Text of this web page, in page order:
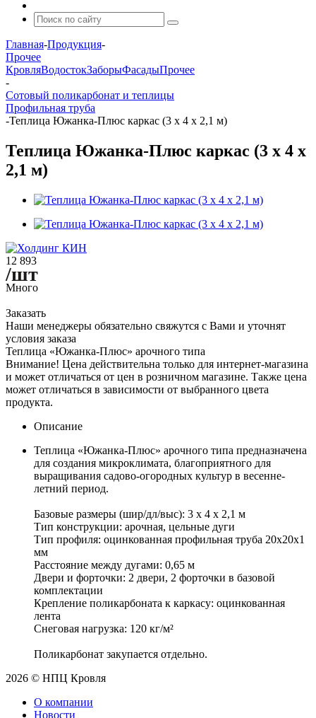
Главная-Продукция-
Прочее
КровляВодостокЗаборыФасадыПрочее
-
Сотовый поликарбонат и теплицы
Профильная труба
-Теплица Южанка-Плюс каркас (3 х 4 х 2,1 м)
Теплица Южанка-Плюс каркас (3 х 4 х
2,1 м)
12 893
/шт
Много
Заказать
Наши менеджеры обязательно свяжутся с Вами и уточнят
условия заказа
Теплица «Южанка-Плюс» арочного типа
Внимание! Цена действительна только для интернет-магазина
и может отличаться от цен в розничном магазине. Также цена
может отличаться в зависимости от выбранного цвета
продукта.
Описание
Теплица «Южанка-Плюс» арочного типа предназначена
для создания микроклимата, благоприятного для
выращивания садово-огородных культур в весенне-
летний период.
Базовые размеры (шир/дл/выс): 3 х 4 х 2,1 м
Тип конструкции: арочная, цельные дуги
Тип профиля: оцинкованная профильная труба 20х20х1
мм
Расстояние между дугами: 0,65 м
Двери и форточки: 2 двери, 2 форточки в базовой
комплектации
Крепление поликарбоната к каркасу: оцинкованная
лента
Снеговая нагрузка: 120 кг/м²
Поликарбонат закупается отдельно.
2026 © НПЦ Кровля
О компании
Новости